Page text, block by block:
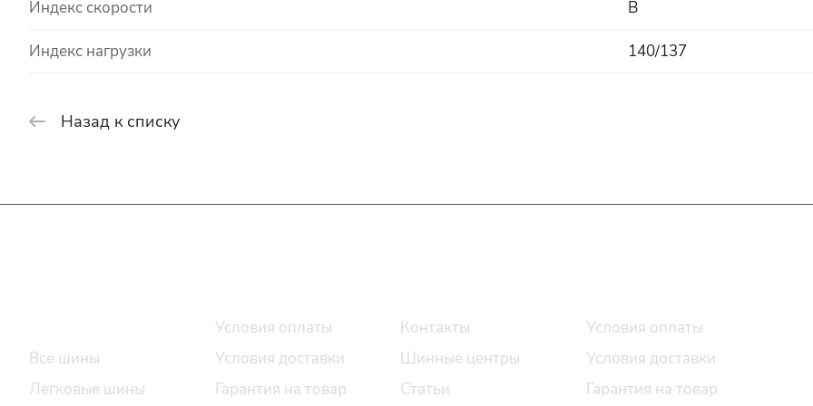
Индекс скорости B
Индекс нагрузки 140/137
Назад к списку
Все шины
Легковые шины
Условия оплаты
Условия доставки
Гарантия на товар
Контакты
Шинные центры
Статьи
Условия оплаты
Условия доставки
Гарантия на товар